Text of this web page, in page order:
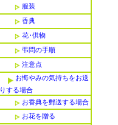
服装
香典
花･供物
弔問の手順
注意点
お悔やみの気持ちをお送
りする場合
お香典を郵送する場合
お花を贈る